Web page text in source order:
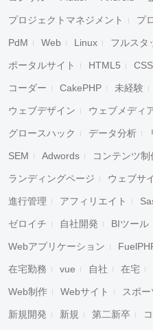
プロジェクトマネジメント プ
PdM Web Linux フルスタ
ポータルサイト HTML5
コーダー CakePHP 未経験
ウェブデザイン ウェブメディ
グロースハック データ分析
SEM Adwords コンテンツ制
ランディングページ ウェブサ
進行管理 アフィリエイト
ゼロイチ 自社開発 BIツール
Webアプリケーション
在宅勤務 vue 自社 在宅
Web制作 Webサイト スポー
新規開発 新規 第二新卒